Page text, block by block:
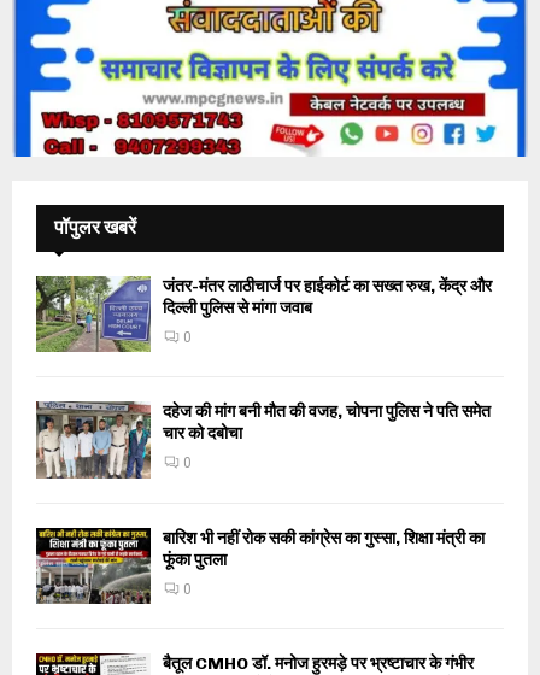
पॉपुलर खबरें
जंतर-मंतर लाठीचार्ज पर हाईकोर्ट का सख्त रुख, केंद्र और
दिल्ली पुलिस से मांगा जवाब
0
दहेज की मांग बनी मौत की वजह, चोपना पुलिस ने पति समेत
चार को दबोचा
0
बारिश भी नहीं रोक सकी कांग्रेस का गुस्सा, शिक्षा मंत्री का
फूंका पुतला
0
बैतूल CMHO डॉ. मनोज हुरमड़े पर भ्रष्टाचार के गंभीर